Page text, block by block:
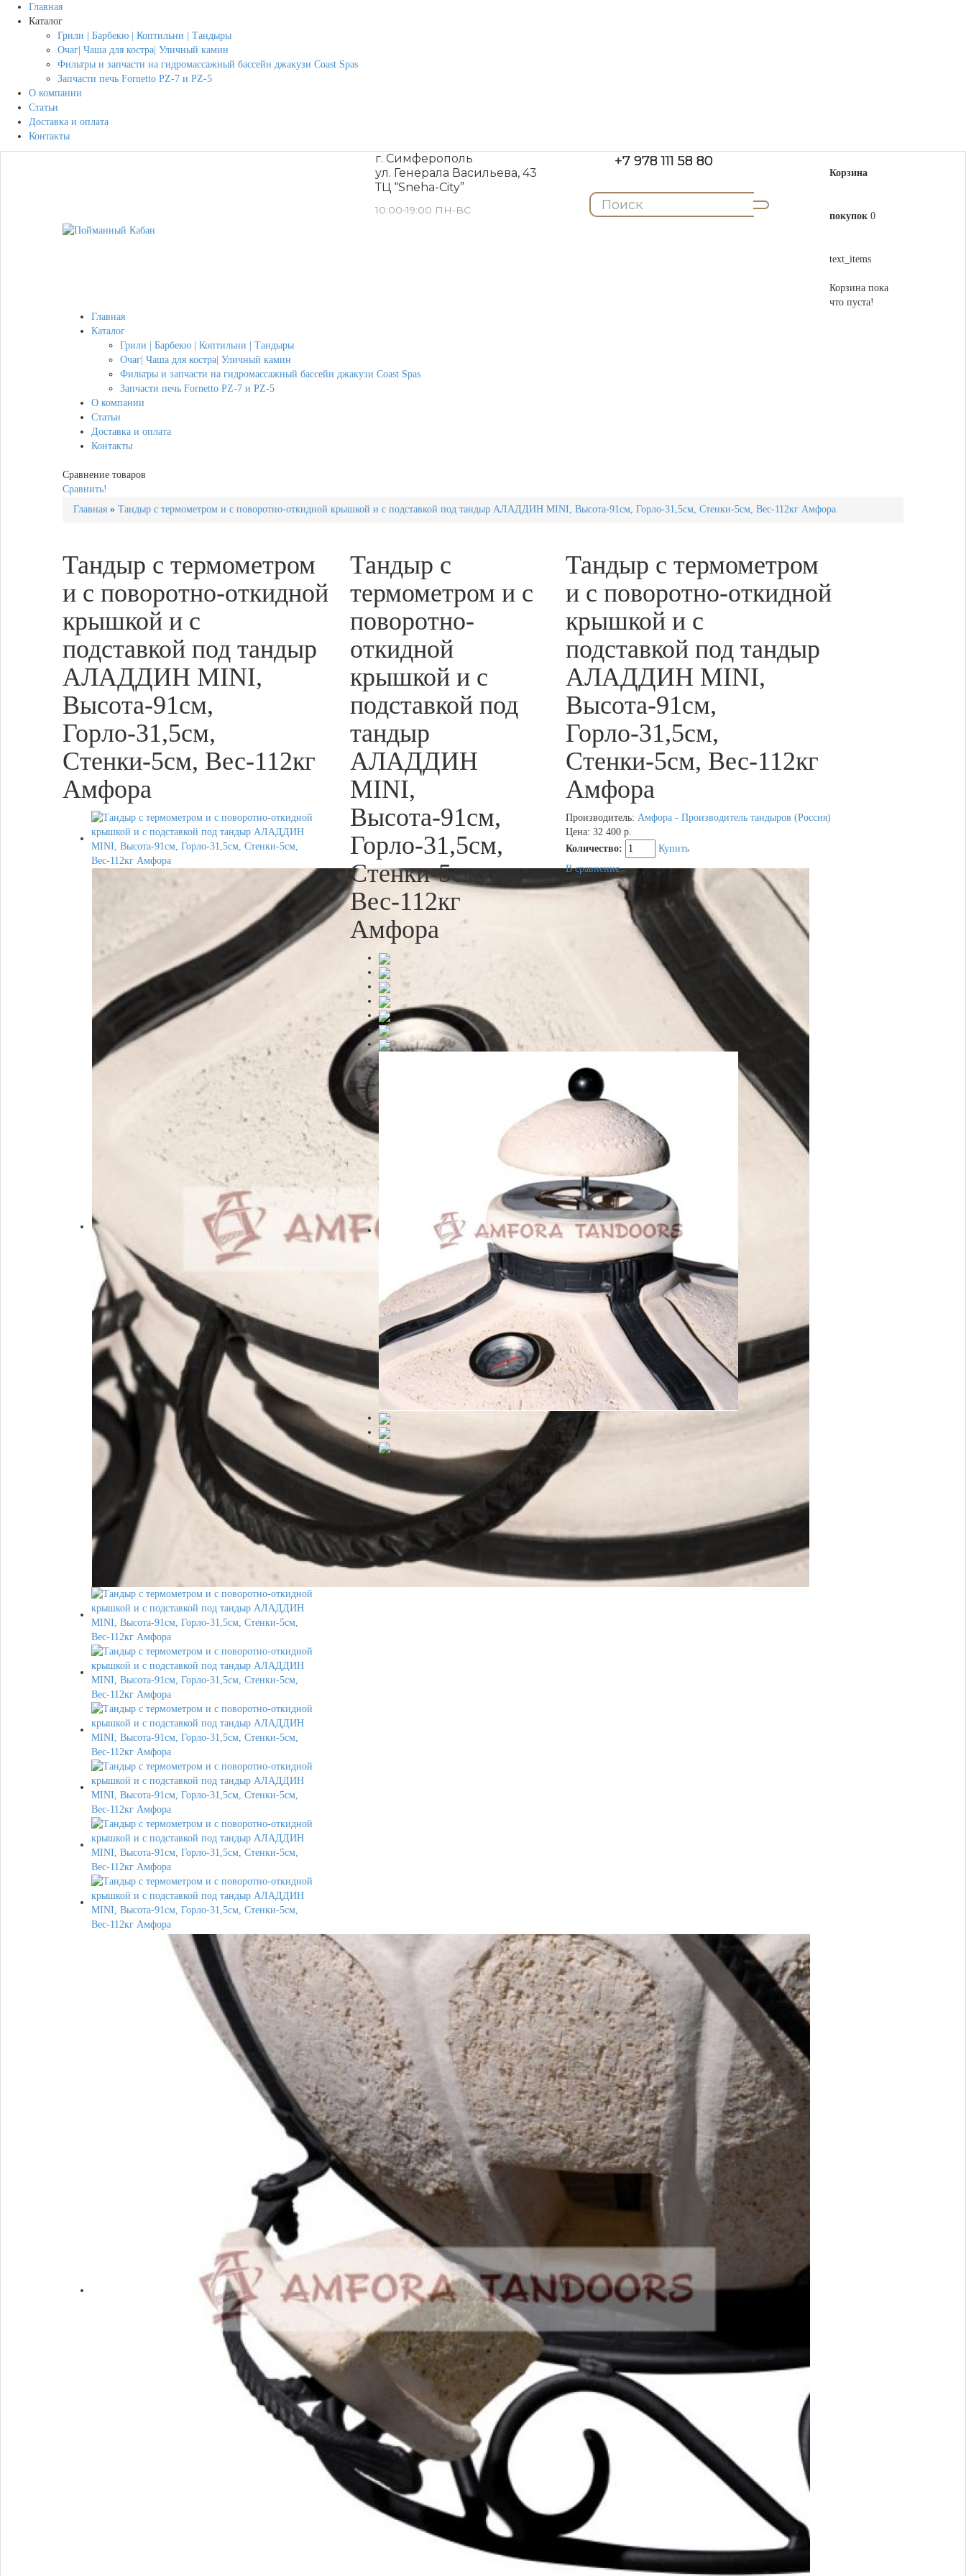
Главная
Каталог
Грили | Барбекю | Коптильни | Тандыры
Очаг| Чаша для костра| Уличный камин
Фильтры и запчасти на гидромассажный бассейн джакузи Coast Spas
Запчасти печь Fornetto PZ-7 и PZ-5
О компании
Статьи
Доставка и оплата
Контакты
г. Симферополь
ул. Генерала Васильева, 43
ТЦ “Sneha-City”
10:00-19:00 ПН-ВС
+7 978 111 58 80
Корзина
покупок 0
text_items
Корзина пока
что пуста!
Главная
Каталог
Грили | Барбекю | Коптильни | Тандыры
Очаг| Чаша для костра| Уличный камин
Фильтры и запчасти на гидромассажный бассейн джакузи Coast Spas
Запчасти печь Fornetto PZ-7 и PZ-5
О компании
Статьи
Доставка и оплата
Контакты
Сравнение товаров
Сравнить!
Главная » Тандыр с термометром и с поворотно-откидной крышкой и с подставкой под тандыр АЛАДДИН MINI, Высота-91см, Горло-31,5см, Стенки-5см, Вес-112кг Амфора
Тандыр с термометром
и с поворотно-откидной
крышкой и с
подставкой под тандыр
АЛАДДИН MINI,
Высота-91см,
Горло-31,5см,
Стенки-5см, Вес-112кг
Амфора
Тандыр с
термометром и с
поворотно-
откидной
крышкой и с
подставкой под
тандыр
АЛАДДИН
MINI,
Высота-91см,
Горло-31,5см,
Стенки-5см,
Вес-112кг
Амфора
Тандыр с термометром
и с поворотно-откидной
крышкой и с
подставкой под тандыр
АЛАДДИН MINI,
Высота-91см,
Горло-31,5см,
Стенки-5см, Вес-112кг
Амфора
Производитель: Амфора - Производитель тандыров (Россия)
Цена: 32 400 р.
Количество:
Купить
В сравнение